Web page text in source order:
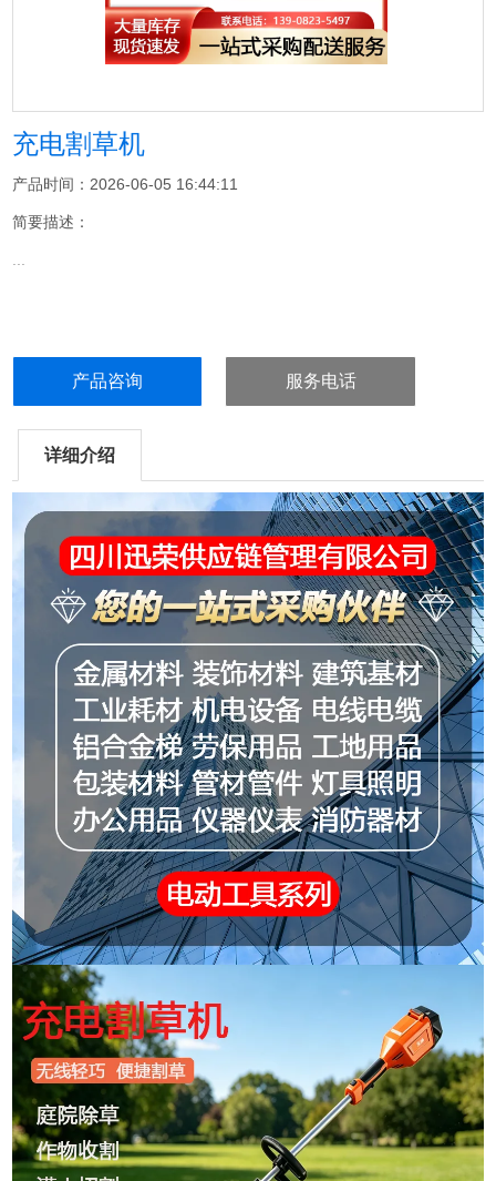
充电割草机
产品时间：2026-06-05 16:44:11
简要描述：
...
产品咨询 服务电话
详细介绍